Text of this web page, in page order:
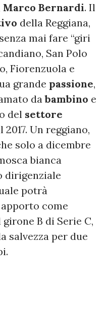
Marco Bernardi. Il
della Reggiana,
mai fare “giri
San Polo
Fiorenzuola e
grande passione,
dabambino e
del settore
Un reggiano,
solo a dicembre
bianca
dirigenziale
potrà
come
B di Serie C,
salvezza per due